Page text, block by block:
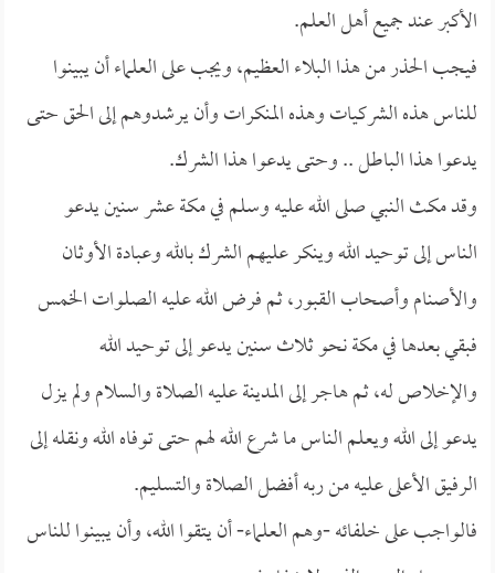
الأكبر عند جميع أهل العلم.
فيجب الحذر من هذا البلاء العظيم، ويجب على العلماء أن يبينوا
للناس هذه الشركيات وهذه المنكرات وأن يرشدوهم إلى الحق حتى
يدعوا هذا الباطل .. وحتى يدعوا هذا الشرك.
وقد مكث النبي صلى الله عليه وسلم في مكة عشر سنين يدعو
الناس إلى توحيد الله وينكر عليهم الشرك بالله وعبادة الأوثان
والأصنام وأصحاب القبور، ثم فرض الله عليه الصلوات الخمس
فبقي بعدها في مكة نحو ثلاث سنين يدعو إلى توحيد الله
والإخلاص له، ثم هاجر إلى المدينة عليه الصلاة والسلام ولم يزل
يدعو إلى الله ويعلم الناس ما شرع الله لهم حتى توفاه الله ونقله إلى
الرفيق الأعلى عليه من ربه أفضل الصلاة والتسليم.
فالواجب على خلفائه -وهم العلماء- أن يتقوا الله، وأن يبينوا للناس